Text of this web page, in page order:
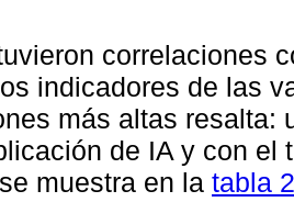
correlaciones
indicadores de las
más altas resalta:
de IA y con el
muestra en la tabla 2